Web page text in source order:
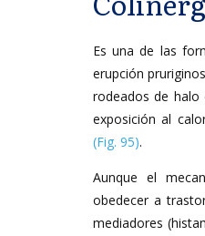
Es una de las
erupción
rodeados de halo
exposición al
(Fig. 95).
Aunque el
obedecer a
mediadores